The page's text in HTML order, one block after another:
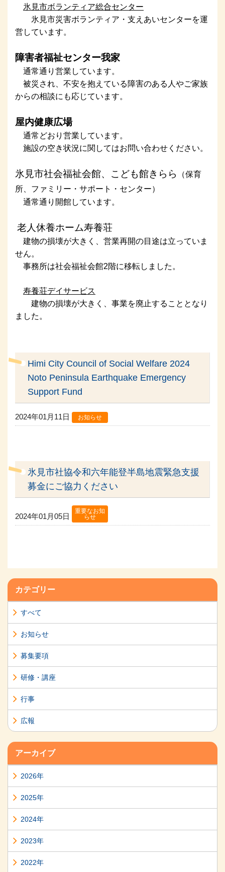
氷見市ボランティア総合センター
氷見市災害ボランティア・支えあいセンターを運
営しています。
障害者福祉センター我家
通常通り営業しています。
被災され、不安を抱えている障害のある人やご家族
からの相談にも応じています。
屋内健康広場
通常どおり営業しています。
施設の空き状況に関してはお問い合わせください。
氷見市社会福祉会館、こども館きらら
（保育
所、ファミリー・サポート・センター）
通常通り開館しています。
老人休養ホーム寿養荘
建物の損壊が大きく、営業再開の目途は立っていま
せん。
事務所は社会福祉会館2階に移転しました。
寿養荘デイサービス
建物の損壊が大きく、事業を廃止することとなり
ました。
Himi City Council of Social Welfare 2024
Noto Peninsula Earthquake Emergency
Support Fund
2024年01月11日 お知らせ
氷見市社協令和六年能登半島地震緊急支援
募金にご協力ください
2024年01月05日
重要なお知
らせ
カテゴリー
すべて
お知らせ
募集要項
研修・講座
行事
広報
アーカイブ
2026年
2025年
2024年
2023年
2022年